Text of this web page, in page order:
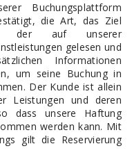
Buchungsplattform
die Art, das Ziel
der auf unserer
gelesen und
Informationen
um seine Buchung in
Der Kunde ist allein
Leistungen und deren
dass unsere Haftung
werden kann. Mit
gilt die Reservierung